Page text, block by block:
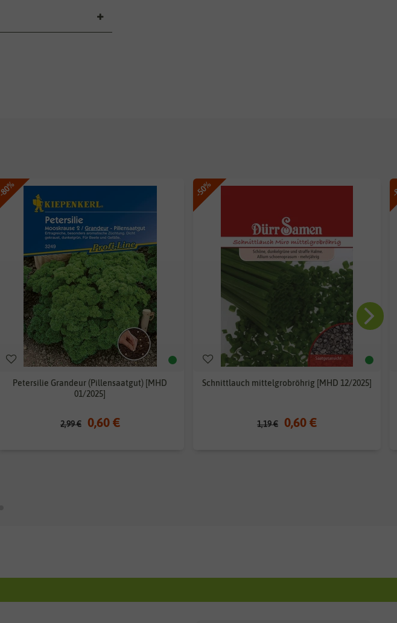
-80%
Petersilie Grandeur (Pillensaatgut) [MHD
01/2025]
2,99 € 0,60 €
-50%
Schnittlauch mittelgrobröhrig [MHD 12/2025]
1,19 € 0,60 €